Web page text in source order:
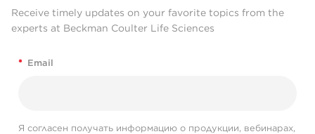
Receive timely updates on your favorite topics from the
experts at Beckman Coulter Life Sciences
* Email
Я согласен получать информацию о продукции, вебинарах,